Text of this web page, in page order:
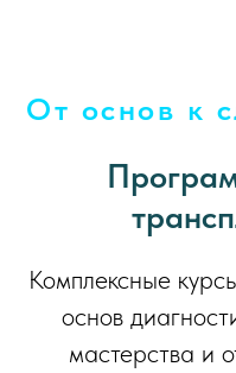
От основ к
Комплексные
основ
мастерства и